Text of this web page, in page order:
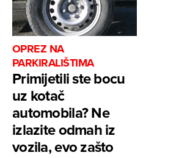
OPREZ NA
PARKIRALIŠTIMA
Primijetili ste bocu
uz kotač
automobila? Ne
izlazite odmah iz
vozila, evo zašto